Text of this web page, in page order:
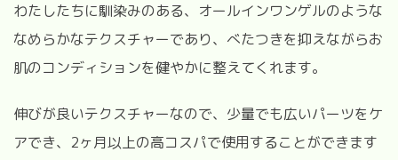
わたしたちに馴染みのある、オールインワンゲルのような
なめらかなテクスチャーであり、べたつきを抑えながらお
肌のコンディションを健やかに整えてくれます。
伸びが良いテクスチャーなので、少量でも広いパーツをケ
アでき、2ヶ月以上の高コスパで使用することができます